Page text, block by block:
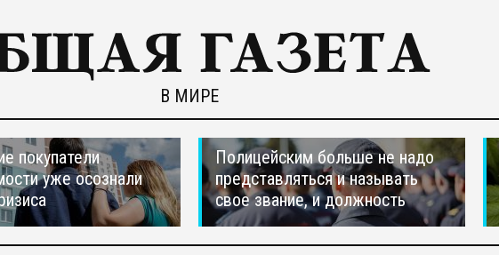
В МИРЕ
покупатели
уже осознали
Полицейским больше не надо
представляться и называть
свое звание, и должность